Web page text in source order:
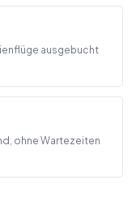
ausgebucht
ohne Wartezeiten